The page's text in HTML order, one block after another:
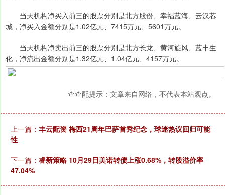
当天机构净买入前三的股票分别是北方股份、幸福蓝海、云汉芯
城，净买入金额分别是1.02亿元、7415万元、5601万元。
当天机构净卖出前三的股票分别是北方长龙、黄河旋风、蓝丰生
化，净流出金额分别是1.32亿元、1.04亿元、4157万元。
查查配提示：文章来自网络，不代表本站观点。
上一篇： 丰云配资 梅西21周年巴萨首秀纪念，球迷热议回归可能
性
下一篇： 睿新策略 10月29日美诺转债上涨0.68%，转股溢价率
47.04%